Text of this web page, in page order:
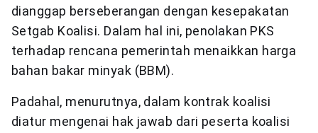
dianggap berseberangan dengan kesepakatan
Setgab Koalisi. Dalam hal ini, penolakan PKS
terhadap rencana pemerintah menaikkan harga
bahan bakar minyak (BBM).
Padahal, menurutnya, dalam kontrak koalisi
diatur mengenai hak jawab dari peserta koalisi